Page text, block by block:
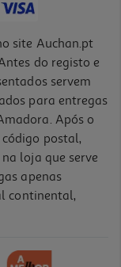
site Auchan.pt
do registo e
servem
para entregas
Após o
postal,
loja que serve
apenas
continental,